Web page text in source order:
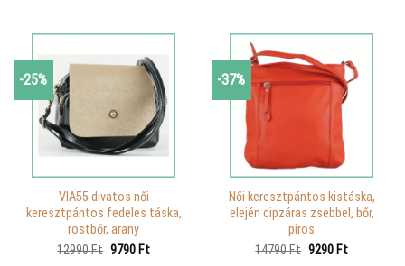
-25%
VIA55 divatos női
keresztpántos fedeles táska,
rostbőr, arany
12990Ft Original
9790 FtCurrent
-37%
Női keresztpántos kistáska,
elején cipzáras zsebbel, bőr,
piros
14790Ft Original
9290 FtCurrent